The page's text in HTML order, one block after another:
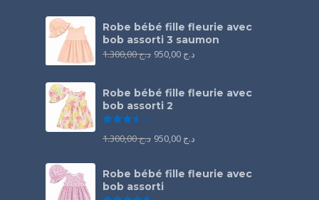
Robe bébé fille fleurie avec
bob assorti 3 saumon
د.ج1.300,00 د.ج
Robe bébé fille fleurie avec
bob assorti 2
د.ج1.300,00 د.ج
Robe bébé fille fleurie avec
bob assorti